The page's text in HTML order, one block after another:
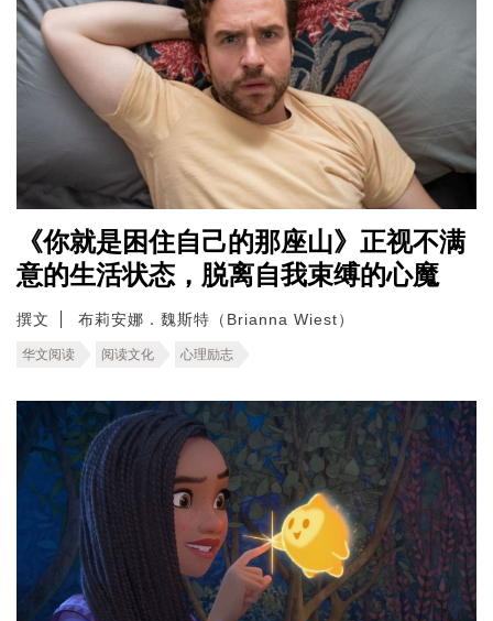
《你就是困住自己的那座山》正视不满
意的生活状态，脱离自我束缚的心魔
撰文 布莉安娜．魏斯特（Brianna Wiest）
华文阅读 阅读文化 心理励志